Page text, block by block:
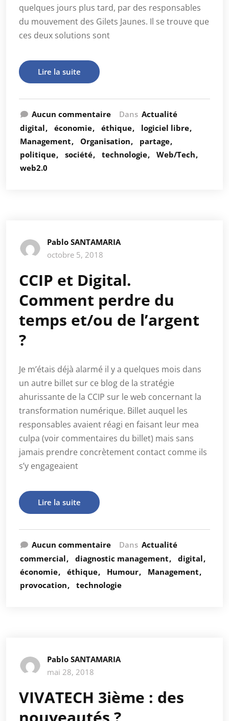
quelques jours plus tard, par des responsables
du mouvement des Gilets Jaunes. Il se trouve que
ces deux solutions sont
Lire la suite
Aucun commentaire Dans Actualité
digital
économie éthique
logiciel libre
Management
Organisation
partage
politique
société technologie
Web/Tech
web2.0
Pablo SANTAMARIA
octobre 5, 2018
CCIP et Digital.
Comment perdre du
temps et/ou de l’argent
?
Je m’étais déjà alarmé il y a quelques mois dans
un autre billet sur ce blog de la stratégie
ahurissante de la CCIP sur le web concernant la
transformation numérique. Billet auquel les
responsables avaient réagi en faisant leur mea
culpa (voir commentaires du billet) mais sans
jamais prendre concrètement contact comme ils
s’y engageaient
Lire la suite
Aucun commentaire Dans Actualité
commercial
diagnostic management
digital
économie
éthique Humour
Management
provocation
technologie
Pablo SANTAMARIA
mai 28, 2018
VIVATECH 3ième : des